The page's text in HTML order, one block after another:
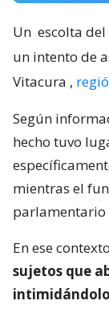
Un escolta del
un intento de
Vitacura ,
Según
hecho tuvo
mientras el
parlamentario
En ese
sujetos que